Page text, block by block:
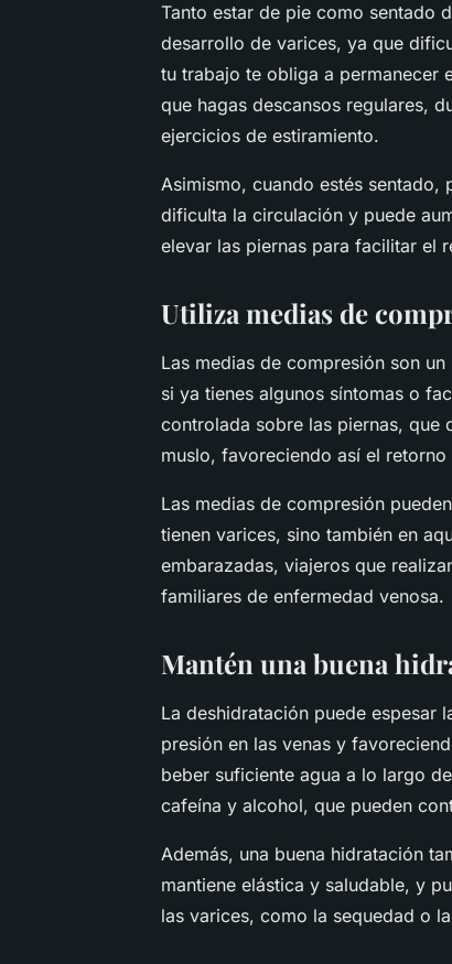
Tanto estar de pie como sentado
desarrollo de varices, ya que
tu trabajo te obliga a permanecer
que hagas descansos regulares,
ejercicios de estiramiento.
Asimismo, cuando estés sentado,
dificulta la circulación y puede
elevar las piernas para facilitar el
Utiliza medias de
Las medias de compresión son
si ya tienes algunos síntomas o
controlada sobre las piernas, que
muslo, favoreciendo así el retorno
Las medias de compresión
tienen varices, sino también en
embarazadas, viajeros que
familiares de enfermedad venosa.
Mantén una buena
La deshidratación puede espesar
presión en las venas y
beber suficiente agua a lo largo
cafeína y alcohol, que pueden
Además, una buena hidratación
mantiene elástica y saludable, y
las varices, como la sequedad o